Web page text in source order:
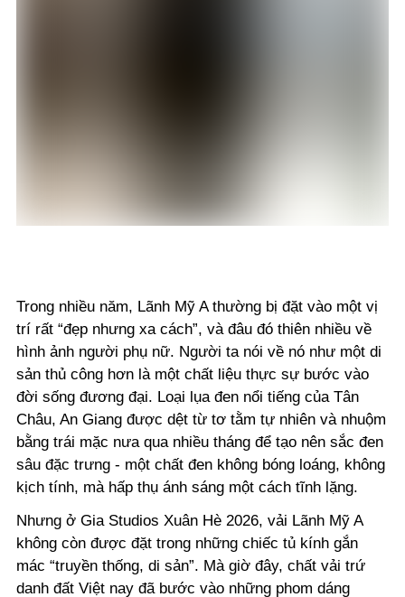
Trong nhiều năm, Lãnh Mỹ A thường bị đặt vào một vị
trí rất “đẹp nhưng xa cách”, và đâu đó thiên nhiều về
hình ảnh người phụ nữ. Người ta nói về nó như một di
sản thủ công hơn là một chất liệu thực sự bước vào
đời sống đương đại. Loại lụa đen nổi tiếng của Tân
Châu, An Giang được dệt từ tơ tằm tự nhiên và nhuộm
bằng trái mặc nưa qua nhiều tháng để tạo nên sắc đen
sâu đặc trưng - một chất đen không bóng loáng, không
kịch tính, mà hấp thụ ánh sáng một cách tĩnh lặng.
Nhưng ở Gia Studios Xuân Hè 2026, vải Lãnh Mỹ A
không còn được đặt trong những chiếc tủ kính gắn
mác “truyền thống, di sản”. Mà giờ đây, chất vải trứ
danh đất Việt nay đã bước vào những phom dáng